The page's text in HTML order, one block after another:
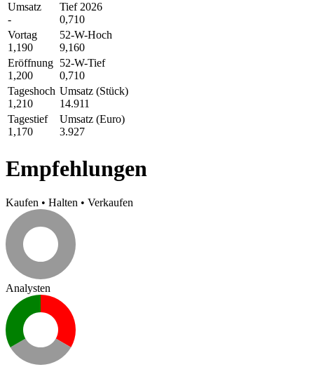
Umsatz
-
Tief 2026
0,710
Vortag
1,190
52-W-Hoch
9,160
Eröffnung
1,200
52-W-Tief
0,710
Tageshoch
1,210
Umsatz (Stück)
14.911
Tagestief
1,170
Umsatz (Euro)
3.927
Empfehlungen
Kaufen • Halten • Verkaufen
Analysten